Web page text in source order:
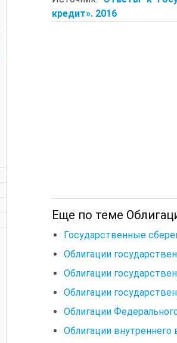
кредит». 2016
Еще по теме
Государственные
Облигации
Облигации
Облигации
Облигации
Облигации внутреннего